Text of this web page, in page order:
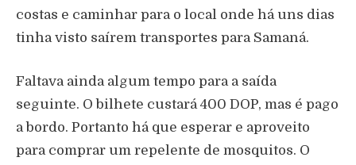
costas e caminhar para o local onde há uns dias
tinha visto saírem transportes para Samaná.
Faltava ainda algum tempo para a saída
seguinte. O bilhete custará 400 DOP, mas é pago
a bordo. Portanto há que esperar e aproveito
para comprar um repelente de mosquitos. O